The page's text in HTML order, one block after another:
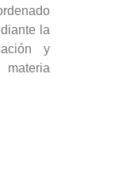
la
y